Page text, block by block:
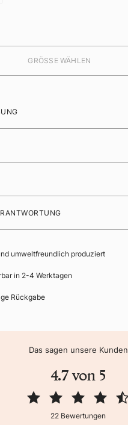
umweltfreundlich produziert
in 2-4 Werktagen
Rückgabe
Das sagen unsere Kunden
4.7 von 5
22 Bewertungen